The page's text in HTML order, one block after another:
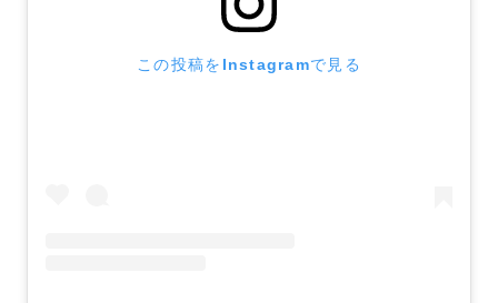
この投稿をInstagramで見る